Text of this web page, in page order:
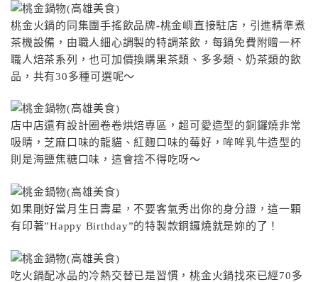
桃金火鍋的同集團手搖飲品牌-桃金嶼直接駐店，引進精準煮
茶機設備，由職人細心調製的特調茶飲，每鍋免費附贈一杯
職人焙茶系列，也可加價換購果茶類、多多類、奶茶類的飲
品，共有30多種可選呢〜
店中店還有設計圈卷卷烘焙專區，超可愛造型的銅鑼燒非常
吸睛，芝麻口味的龍貓、紅麴口味的莓好，哞哞乳牛造型的
則是海鹽焦糖口味，這會捨不得吃呀〜
如果剛好當月生日壽星，不要客氣秀出你的身分證，這一顆
有印著”Happy Birthday”的特製款銅鑼燒就是妳的了！
吃火鍋配冰品的冷熱交替已是習慣，桃金火鍋找來已經70多